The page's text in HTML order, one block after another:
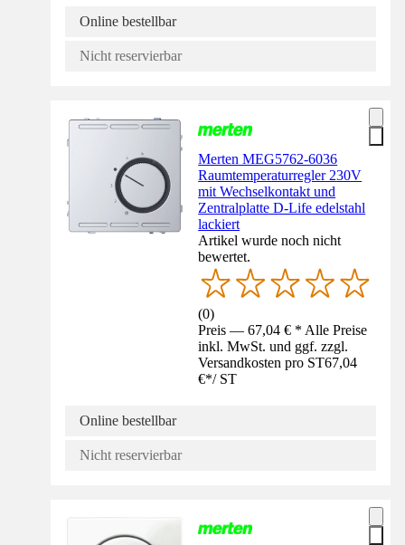
Online bestellbar
Nicht reservierbar
Merten MEG5762-6036
Raumtemperaturregler 230V
mit Wechselkontakt und
Zentralplatte D-Life edelstahl
lackiert
Artikel wurde noch nicht
bewertet.
(0)
Preis — 67,04 € * Alle Preise
inkl. MwSt. und ggf. zzgl.
Versandkosten pro ST67,04
€*/ ST
Online bestellbar
Nicht reservierbar